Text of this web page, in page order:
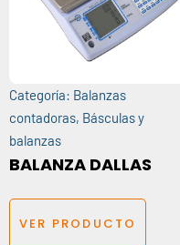
Categoría: Balanzas
contadoras, Básculas y
balanzas
BALANZA DALLAS
VER PRODUCTO